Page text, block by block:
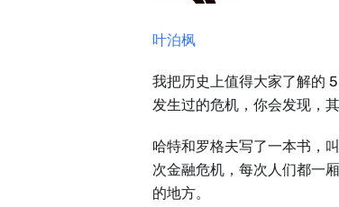
叶泊枫
我把历史上值得大家了解的
发生过的危机，你会发现，
哈特和罗格夫写了一本书，
次金融危机，每次人们都一
的地方。